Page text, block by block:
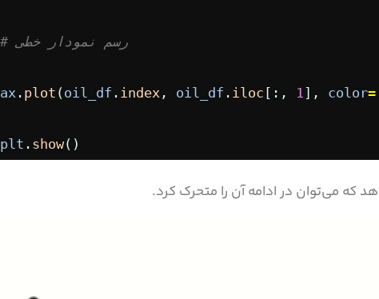
# رسم نمودار خطی
ax . plot (oil_df . index , oil_df . iloc [:, 1], color=
plt . show()
که می‌توان در ادامه آن را متحرک کرد.